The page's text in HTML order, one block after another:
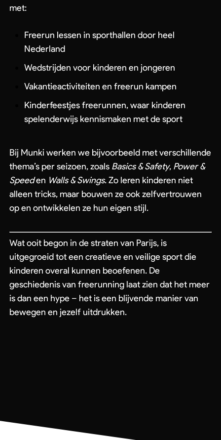
met:
Freerun lessen in sporthallen door heel
Nederland
Wedstrijden voor kinderen en jongeren
Vakantieactiviteiten en freerun kampen
Kinderfeestjes freerunnen, waar kinderen
spelenderwijs kennismaken met de sport
Bij Munki werken we bijvoorbeeld met verschillende
thema’s per seizoen, zoals Basics & Safety, Power &
Speeden Walls & Swings. Zo leren kinderen niet
alleen tricks, maar bouwen ze ook zelfvertrouwen
op en ontwikkelen ze hun eigen stijl.
Wat ooit begon in de straten van Parijs, is
uitgegroeid tot een creatieve en veilige sport die
kinderen overal kunnen beoefenen. De
geschiedenis van freerunning laat zien dat het meer
is dan een hype – het is een blijvende manier van
bewegen en jezelf uitdrukken.